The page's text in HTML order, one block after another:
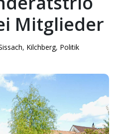
Mitglieder
, Kilchberg, Politik